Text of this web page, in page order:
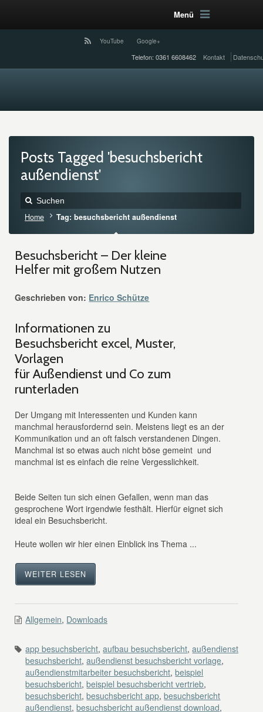
Menü
YouTube Google+
Telefon: 0361 6608462 Kontakt
Posts Tagged 'besuchsbericht
außendienst'
Home Tag: besuchsbericht außendienst
Besuchsbericht – Der kleine
Helfer mit großem Nutzen
Geschrieben von: Enrico Schütze
Informationen zu
Besuchsbericht excel, Muster,
Vorlagen
für Außendienst und Co zum
runterladen
Der Umgang mit Interessenten und Kunden kann
manchmal herausfordernd sein. Meistens liegt es an der
Kommunikation und an oft falsch verstandenen Dingen.
Manchmal ist so etwas auch nicht böse gemeint und
manchmal ist es einfach die reine Vergesslichkeit.
Beide Seiten tun sich einen Gefallen, wenn man das
gesprochene Wort irgendwie festhält. Hierfür eignet sich
ideal ein Besuchsbericht.
Heute wollen wir hier einen Einblick ins Thema ...
WEITER LESEN
Allgemein, Downloads
app besuchsbericht,aufbau besuchsbericht,außendienst
besuchsbericht,außendienst besuchsbericht vorlage,
außendienstmitarbeiter besuchsbericht,beispiel
besuchsbericht,beispiel besuchsbericht vertrieb,
besuchsbericht,besuchsbericht app,besuchsbericht
außendienst,besuchsbericht außendienst download,